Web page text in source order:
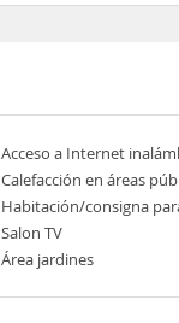
Acceso a Internet
Calefacción en áreas
Habitación/consigna
Salon TV
Área jardines